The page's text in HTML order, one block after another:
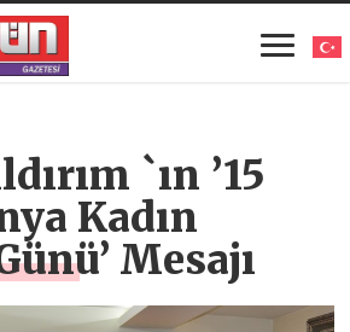
`ın ’15
Kadın
Mesajı